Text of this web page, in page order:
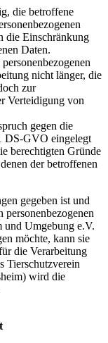
die betroffene
die Einschränkung
Daten.
nicht länger, die
zur
Verteidigung von
gegen die
DS-GVO eingelegt
berechtigten Gründe
der betroffenen
gegeben ist und
und Umgebung e.V.
möchte, kann sie
die Verarbeitung
Tierschutzverein
wird die